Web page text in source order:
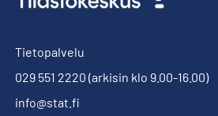
Tietopalvelu
029 551 2220 (arkisin klo 9.00-16.00)
info@stat.fi